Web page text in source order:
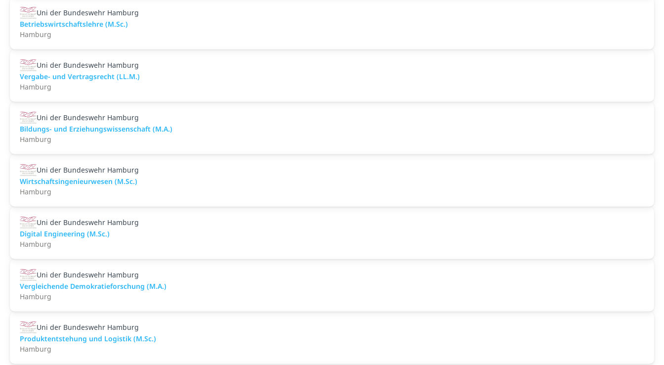
Uni der Bundeswehr Hamburg
Betriebswirtschaftslehre (M.Sc.)
Hamburg
Uni der Bundeswehr Hamburg
Vergabe- und Vertragsrecht (LL.M.)
Hamburg
Uni der Bundeswehr Hamburg
Bildungs- und Erziehungswissenschaft (M.A.)
Hamburg
Uni der Bundeswehr Hamburg
Wirtschaftsingenieurwesen (M.Sc.)
Hamburg
Uni der Bundeswehr Hamburg
Digital Engineering (M.Sc.)
Hamburg
Uni der Bundeswehr Hamburg
Vergleichende Demokratieforschung (M.A.)
Hamburg
Uni der Bundeswehr Hamburg
Produktentstehung und Logistik (M.Sc.)
Hamburg